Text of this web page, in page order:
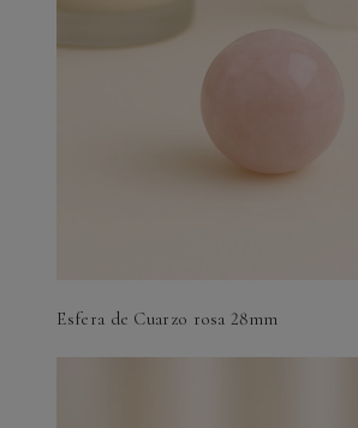
Esfera de Cuarzo rosa 28mm